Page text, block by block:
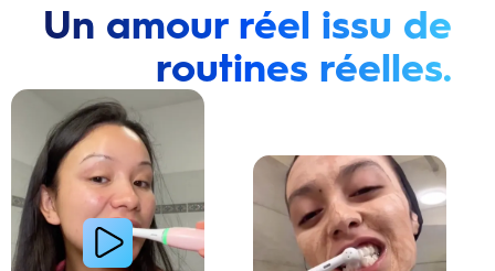
Un amour réel issu de
routines réelles.
Lire la vidéo : Une jeune femme montre comment elle a amélioré l’apparence de ses dents
Lire la vidéo : Une jeune femme partage sa